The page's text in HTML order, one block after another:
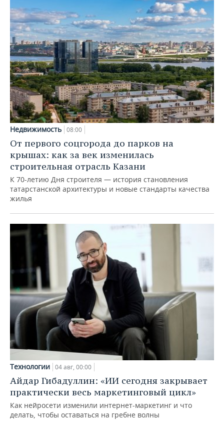
Недвижимость 08:00
От первого соцгорода до парков на
крышах: как за век изменилась
строительная отрасль Казани
К 70-летию Дня строителя — история становления
татарстанской архитектуры и новые стандарты качества
жилья
Технологии 04 авг, 00:00
Айдар Гибадуллин: «ИИ сегодня закрывает
практически весь маркетинговый цикл»
Как нейросети изменили интернет-маркетинг и что
делать, чтобы оставаться на гребне волны